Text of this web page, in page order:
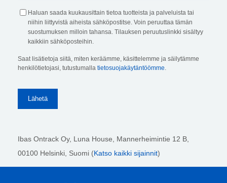
Haluan saada kuukausittain tietoa tuotteista ja palveluista tai
niihin liittyvistä aiheista sähköpostitse. Voin peruuttaa tämän
suostumuksen milloin tahansa. Tilauksen peruutuslinkki sisältyy
kaikkiin sähköposteihin.
Saat lisätietoja siitä, miten keräämme, käsittelemme ja säilytämme
henkilötietojasi, tutustumalla tietosuojakäytäntöömme
Ibas Ontrack Oy, Luna House, Mannerheimintie 12 B,
00100 Helsinki , Suomi (Katso kaikki sijainnit)